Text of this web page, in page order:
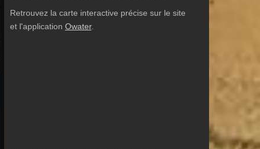
Retrouvez la carte interactive précise sur le site
et l'application Owater.